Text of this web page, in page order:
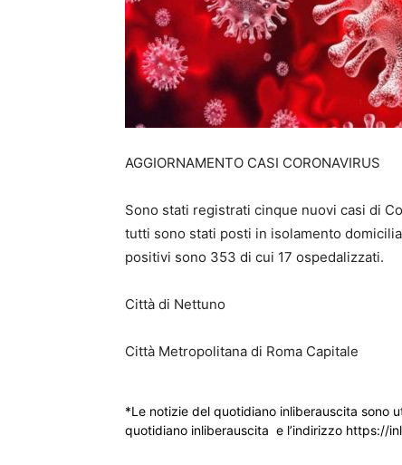
AGGIORNAMENTO CASI CORONAVIRUS
Sono stati registrati cinque nuovi casi di
tutti sono stati posti in isolamento
positivi sono 353 di cui 17 ospedalizzati.
Città di Nettuno
Città Metropolitana di Roma Capitale
*Le notizie del quotidiano inliberauscita sono
quotidiano inliberauscita e l’indirizzo https://